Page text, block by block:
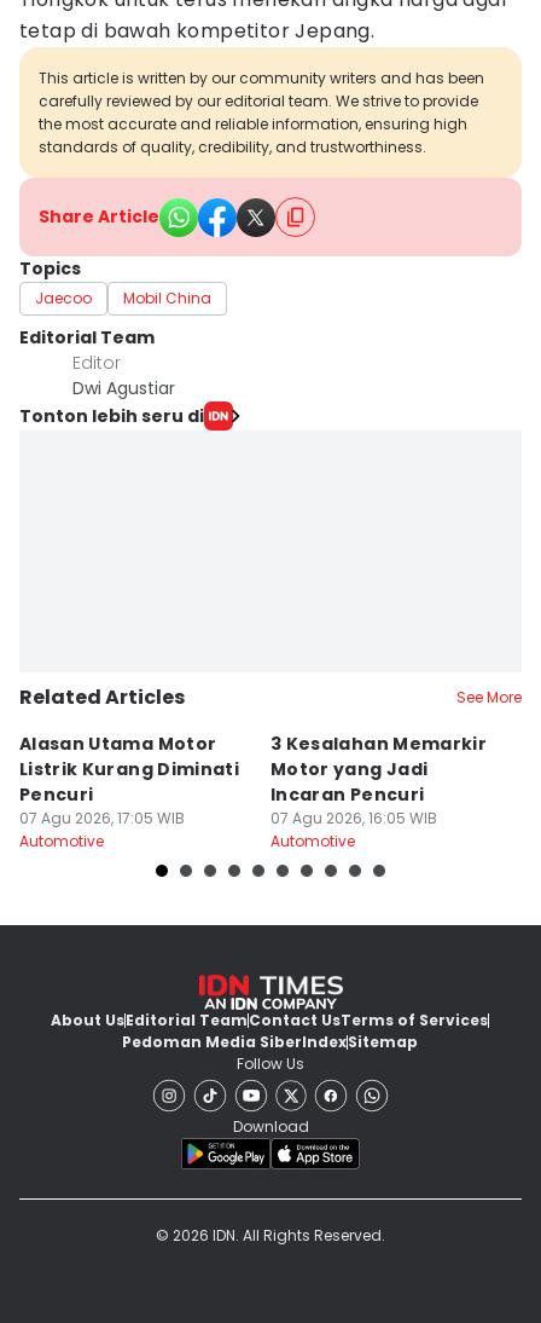
tetap di bawah kompetitor Jepang.
This article is written by our community writers and has been
carefully reviewed by our editorial team. We strive to provide
the most accurate and reliable information, ensuring high
standards of quality, credibility, and trustworthiness.
Share Article
Topics
Jaecoo Mobil China
Editorial Team
Editor
Dwi Agustiar
Tonton lebih seru di
Related Articles See More
Alasan Utama Motor
Listrik Kurang Diminati
Pencuri
07 Agu 2026, 17:05 WIB
Automotive
3 Kesalahan Memarkir
Motor yang Jadi
Incaran Pencuri
07 Agu 2026, 16:05 WIB
Automotive
About UsEditorial TeamContact UsTerms of Services
Pedoman Media SiberIndexSitemap
Follow Us
Download
© 2026 IDN. All Rights Reserved.